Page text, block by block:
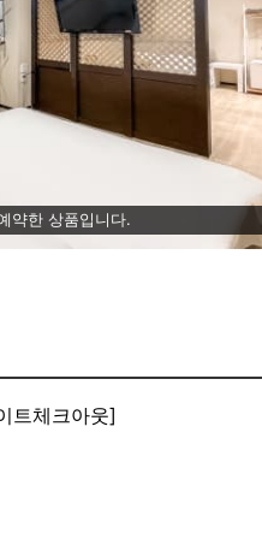
약한 상품입니다.
#레이트체크아웃]